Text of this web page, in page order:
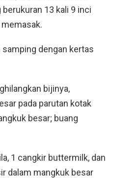
berukuran 13 kali 9 inci
samping dengan kertas
bijinya,
pada parutan kotak
besar; buang
1 cangkir buttermilk, dan
dalam mangkuk besar